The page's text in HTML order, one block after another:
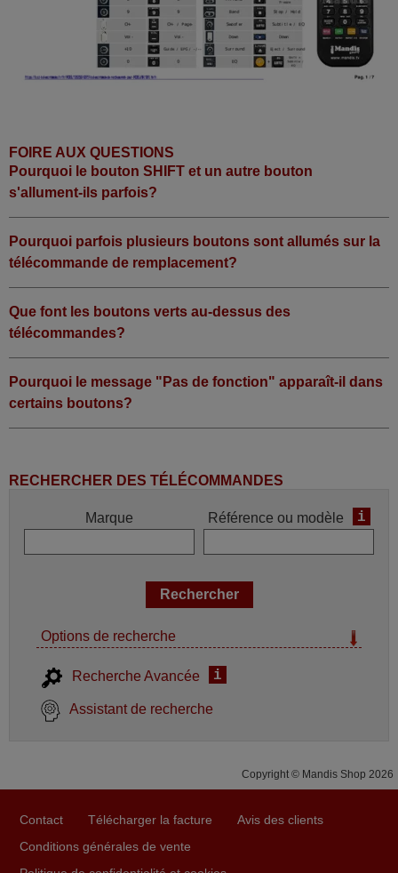
FOIRE AUX QUESTIONS
Pourquoi le bouton SHIFT et un autre bouton
s'allument-ils parfois?
Pourquoi parfois plusieurs boutons sont allumés sur la
télécommande de remplacement?
Que font les boutons verts au-dessus des
télécommandes?
Pourquoi le message "Pas de fonction" apparaît-il dans
certains boutons?
RECHERCHER DES TÉLÉCOMMANDES
Marque Référence ou modèle i
Options de recherche
Recherche Avancée i
Assistant de recherche
Copyright © Mandis Shop 2026
Contact Télécharger la facture
Avis des clients
Conditions générales de vente